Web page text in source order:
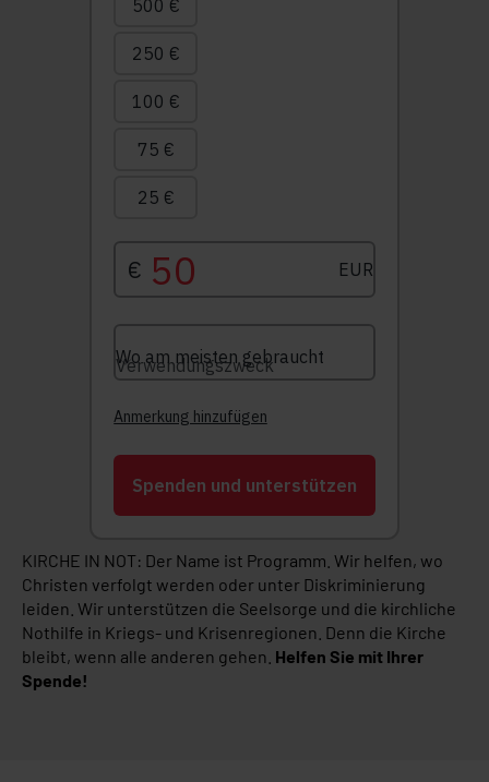
KIRCHE IN NOT: Der Name ist Programm. Wir helfen, wo
Christen verfolgt werden oder unter Diskriminierung
leiden. Wir unterstützen die Seelsorge und die kirchliche
Nothilfe in Kriegs- und Krisenregionen. Denn die Kirche
bleibt, wenn alle anderen gehen. Helfen Sie mit Ihrer
Spende!